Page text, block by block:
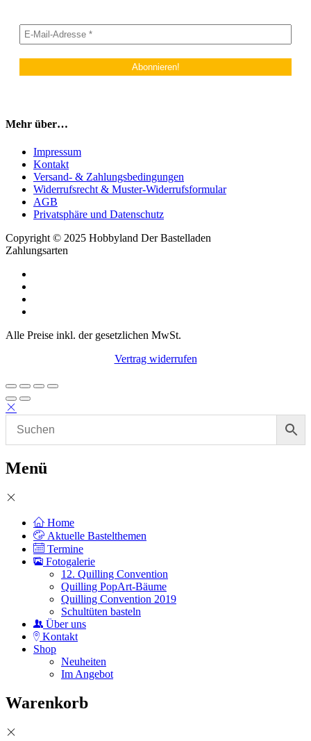
Mehr über…
Impressum
Kontakt
Versand- & Zahlungsbedingungen
Widerrufsrecht & Muster-Widerrufsformular
AGB
Privatsphäre und Datenschutz
Copyright © 2025 Hobbyland Der Bastelladen
Zahlungsarten
Alle Preise inkl. der gesetzlichen MwSt.
Vertrag widerrufen
Menü
Home
Aktuelle Bastelthemen
Termine
Fotogalerie
12. Quilling Convention
Quilling PopArt-Bäume
Quilling Convention 2019
Schultüten basteln
Über uns
Kontakt
Shop
Neuheiten
Im Angebot
Warenkorb